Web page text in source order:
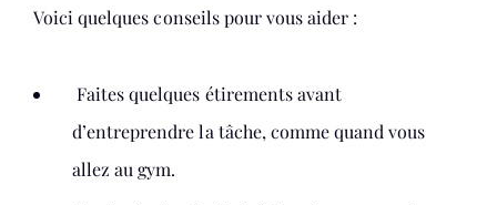
Voici quelques conseils pour vous aider :
Faites quelques étirements avant
d’entreprendre la tâche, comme quand vous
allez au gym.